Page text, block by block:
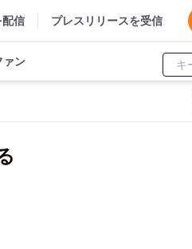
配信 プレスリリースを受信
ァン